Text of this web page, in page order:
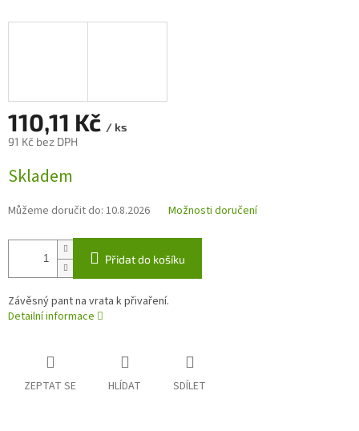
110,11 Kč / ks
91 Kč bez DPH
cena:
Skladem
Můžeme doručit do: 10.8.2026 Možnosti doručení
Přidat do košíku
Závěsný pant na vrata k přivaření.
Detailní informace
ZEPTAT SE HLÍDAT SDÍLET